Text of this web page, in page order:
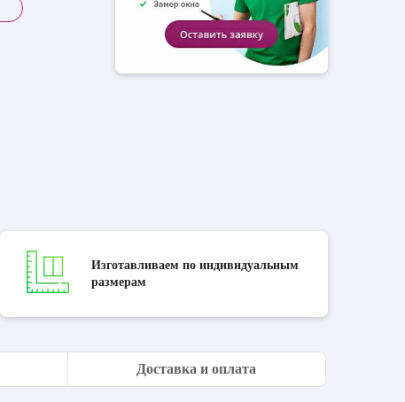
Изготавливаем по индивидуальным
размерам
Доставка и оплата